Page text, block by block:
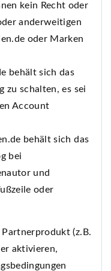
kein Recht oder
anderweitigen
oder Marken
behält sich das
zu schalten, es sei
Account
behält sich das
bei
und
oder
(z.B.
aktivieren,